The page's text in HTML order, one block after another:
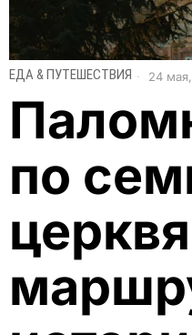
ЕДА & ПУТЕШЕСТВИЯ 24
по